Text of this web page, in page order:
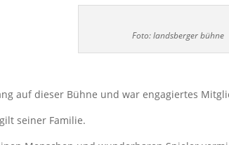
Foto: landsberger bühne
auf dieser Bühne und war engagiertes
seiner Familie.